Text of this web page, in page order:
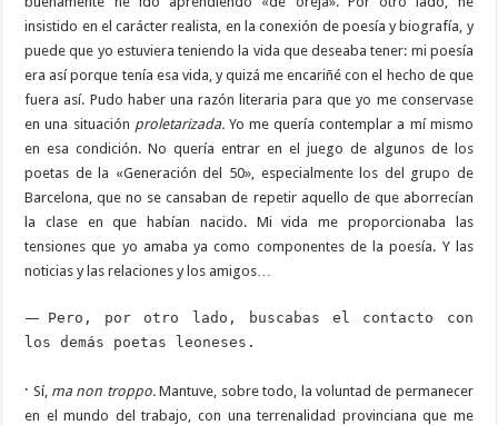
insistido en el carácter realista, en la conexión de poesía y biografía, y
puede que yo estuviera teniendo la vida que deseaba tener: mi poesía
era así porque tenía esa vida, y quizá me encariñé con el hecho de que
fuera así. Pudo haber una razón literaria para que yo me conservase
en una situación proletarizada. Yo me quería contemplar a mí mismo
en esa condición. No quería entrar en el juego de algunos de los
poetas de la «Generación del 50», especialmente los del grupo de
Barcelona, que no se cansaban de repetir aquello de que aborrecían
la clase en que habían nacido. Mi vida me proporcionaba las
tensiones que yo amaba ya como componentes de la poesía. Y las
noticias y las relaciones y los amigos…
— Pero, por otro lado, buscabas el contacto con
los demás poetas leoneses.
· Sí, ma non troppo.Mantuve, sobre todo, la voluntad de permanecer
en el mundo del trabajo, con una terrenalidad provinciana que me